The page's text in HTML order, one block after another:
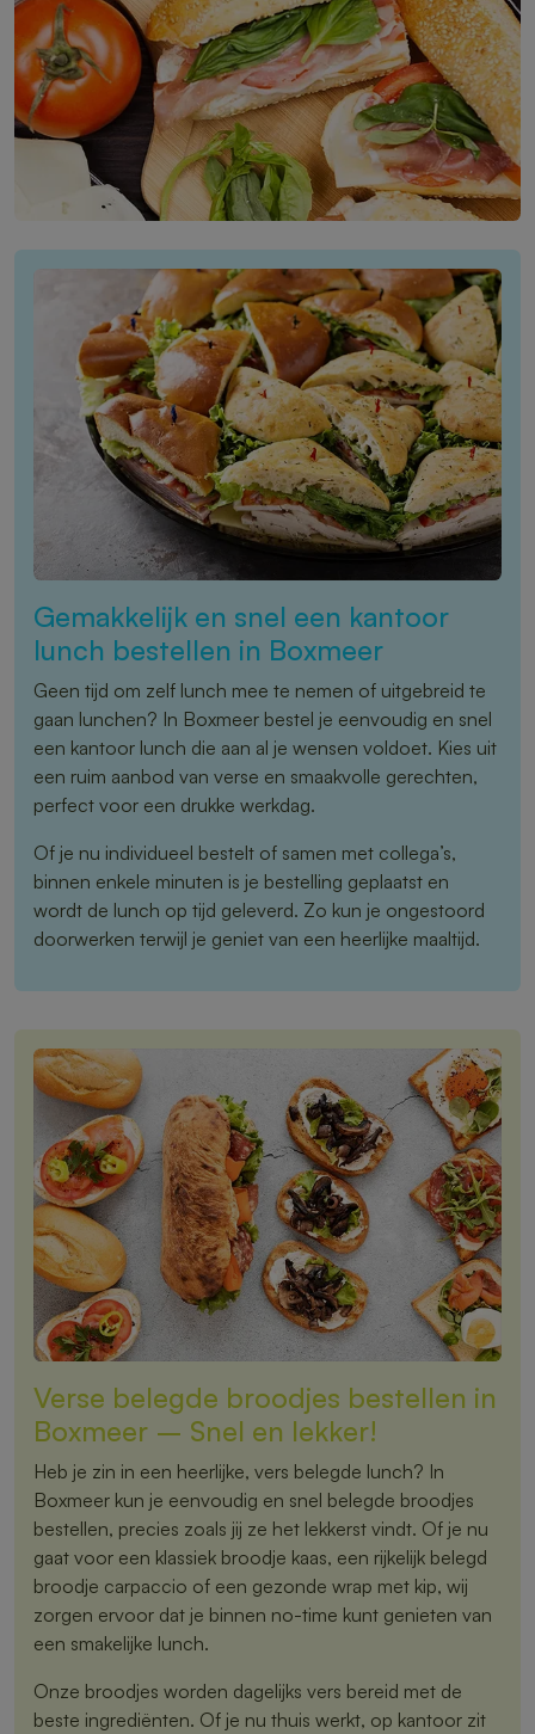
Gemakkelijk en snel een kantoor
lunch bestellen in Boxmeer
Geen tijd om zelf lunch mee te nemen of uitgebreid te
gaan lunchen? In Boxmeer bestel je eenvoudig en snel
een kantoor lunch die aan al je wensen voldoet. Kies uit
een ruim aanbod van verse en smaakvolle gerechten,
perfect voor een drukke werkdag.
Of je nu individueel bestelt of samen met collega’s,
binnen enkele minuten is je bestelling geplaatst en
wordt de lunch op tijd geleverd. Zo kun je ongestoord
doorwerken terwijl je geniet van een heerlijke maaltijd.
Verse belegde broodjes bestellen in
Boxmeer – Snel en lekker!
Heb je zin in een heerlijke, vers belegde lunch? In
Boxmeer kun je eenvoudig en snel belegde broodjes
bestellen, precies zoals jij ze het lekkerst vindt. Of je nu
gaat voor een klassiek broodje kaas, een rijkelijk belegd
broodje carpaccio of een gezonde wrap met kip, wij
zorgen ervoor dat je binnen no-time kunt genieten van
een smakelijke lunch.
Onze broodjes worden dagelijks vers bereid met de
beste ingrediënten. Of je nu thuis werkt, op kantoor zit